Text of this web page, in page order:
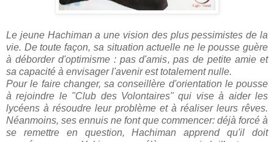
Le jeune Hachiman a une vision des plus pessimistes de la
vie. De toute façon, sa situation actuelle ne le pousse guère
à déborder d'optimisme : pas d'amis, pas de petite amie et
sa capacité à envisager l'avenir est totalement nulle.
Pour le faire changer, sa conseillère d'orientation le pousse
à rejoindre le "Club des Volontaires" qui vise à aider les
lycéens à résoudre leur problème et à réaliser leurs rêves.
Néanmoins, ses ennuis ne font que commencer: déjà forcé à
se remettre en question, Hachiman apprend qu'il doit